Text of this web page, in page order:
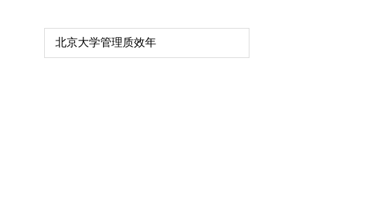
北京大学管理质效年